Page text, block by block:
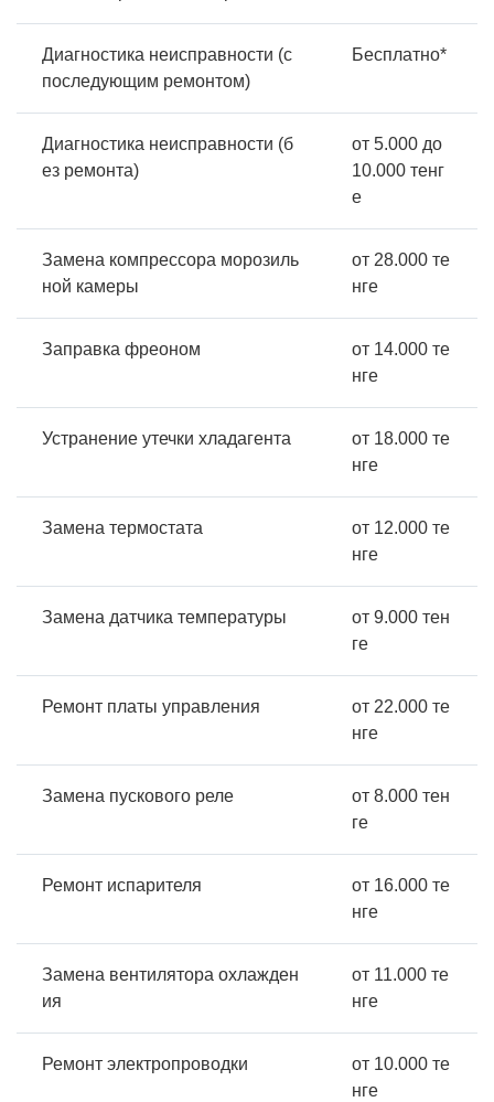
Диагностика неисправности (с
последующим ремонтом)
Бесплатно*
Диагностика неисправности (б
ез ремонта)
от 5.000 до
10.000 тенг
е
Замена компрессора морозиль
ной камеры
от 28.000 те
нге
Заправка фреоном
от 14.000 те
нге
Устранение утечки хладагента
от 18.000 те
нге
Замена термостата
от 12.000 те
нге
Замена датчика температуры
от 9.000 тен
ге
Ремонт платы управления
от 22.000 те
нге
Замена пускового реле
от 8.000 тен
ге
Ремонт испарителя
от 16.000 те
нге
Замена вентилятора охлажден
ия
от 11.000 те
нге
Ремонт электропроводки
от 10.000 те
нге